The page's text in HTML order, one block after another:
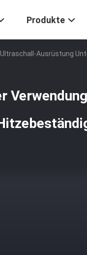
Produkte
Ultraschall-Ausrüstung